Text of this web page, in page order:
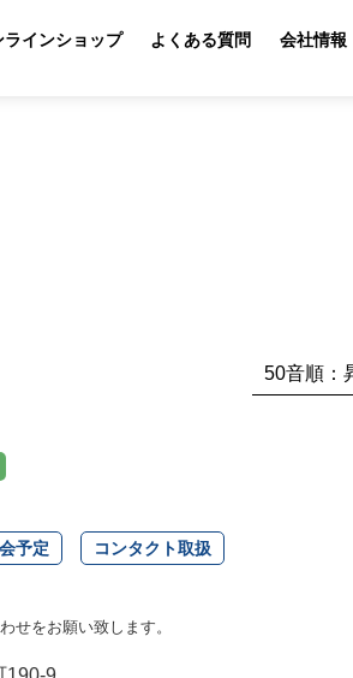
ラインショップ よくある質問 会社情報
予定 コンタクト取扱
せをお願い致します。